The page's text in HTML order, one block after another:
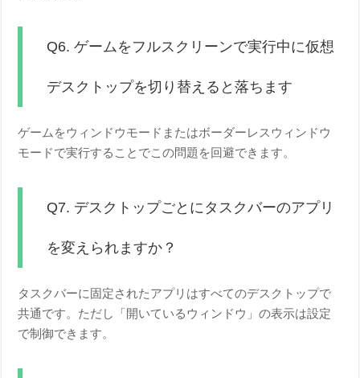
Q6. ゲームをフルスクリーンで実行中に仮想
デスクトップを切り替えると落ちます
ゲームをウィンドウモードまたはボーダーレスウィンドウ
モードで実行することでこの問題を回避できます。
Q7. デスクトップごとにタスクバーのアプリ
を変えられますか？
タスクバーに固定されたアプリはすべてのデスクトップで
共通です。ただし「開いているウィンドウ」の表示は設定
で制御できます。